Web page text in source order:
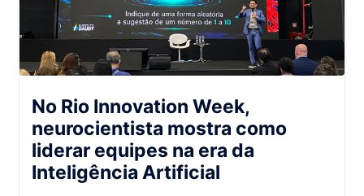
No Rio Innovation Week,
neurocientista mostra como
liderar equipes na era da
Inteligência Artificial